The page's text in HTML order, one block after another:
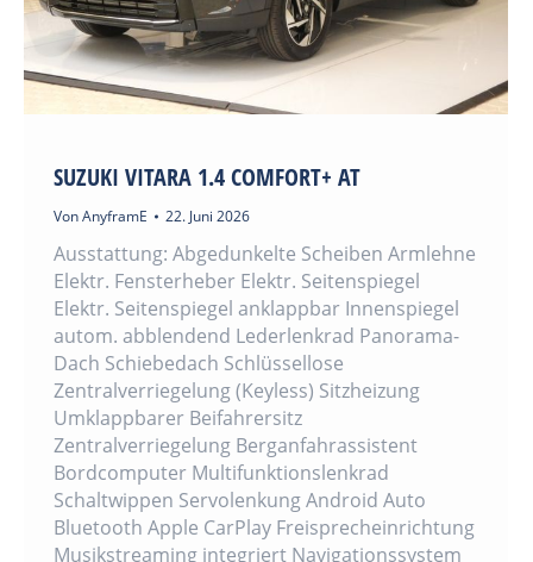
SUZUKI VITARA 1.4 COMFORT+ AT
VonAnyframE 22. Juni 2026
Ausstattung: Abgedunkelte Scheiben Armlehne
Elektr. Fensterheber Elektr. Seitenspiegel
Elektr. Seitenspiegel anklappbar Innenspiegel
autom. abblendend Lederlenkrad Panorama-
Dach Schiebedach Schlüssellose
Zentralverriegelung (Keyless) Sitzheizung
Umklappbarer Beifahrersitz
Zentralverriegelung Berganfahrassistent
Bordcomputer Multifunktionslenkrad
Schaltwippen Servolenkung Android Auto
Bluetooth Apple CarPlay Freisprecheinrichtung
Musikstreaming integriert Navigationssystem